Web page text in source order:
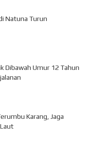
Natuna Turun
Dibawah Umur 12 Tahun
Karang, Jaga